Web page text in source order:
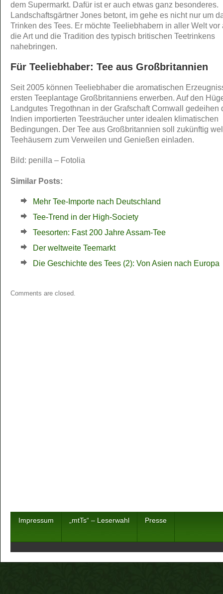
dem Supermarkt. Dafür ist er auch etwas ganz besonderes.
Landschaftsgärtner Jones betont, im gehe es nicht nur um
Trinken des Tees. Er möchte Teeliebhabern in aller Welt vor
die Art und die Tradition des typisch britischen Teetrinkens
nahebringen.
Für Teeliebhaber: Tee aus Großbritannien
Seit 2005 können Teeliebhaber die aromatischen
ersten Teeplantage Großbritanniens erwerben. Auf den
Landgutes Tregothnan in der Grafschaft Cornwall gedeihen
Indien importierten Teesträucher unter idealen klimatischen
Bedingungen. Der Tee aus Großbritannien soll zukünftig
Teehäusern zum Verweilen und Genießen einladen.
Bild: penilla – Fotolia
Similar Posts:
Mehr Tee-Importe nach Deutschland
Tee-Trend in der High-Society
Teesorten: Fast 200 Jahre Assam-Tee
Der weltweite Teemarkt
Die Geschichte des Tees (2): Von Asien nach Europa
Comments are closed.
Impressum „mtTs“ – Leserwahl Presse